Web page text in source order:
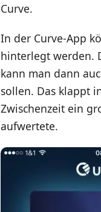
Curve.
In der Curve-App
hinterlegt werden.
kann man dann
sollen. Das klappt
Zwischenzeit ein
aufwertete.